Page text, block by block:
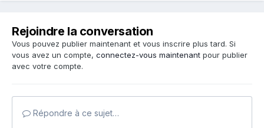
: https://extranet.c3rb.org/nos-realisations) (Offre à 4K€)
Je vous joins, en premier lieu, nos propositions financières
pour les 3 alternatives et je reste à votre disposition toute
Rejoindre la conversation
Vous pouvez publier maintenant et vous inscrire plus tard. Si
vous avez un compte, connectez-vous maintenant pour publier
avec votre compte.
Répondre à ce sujet…